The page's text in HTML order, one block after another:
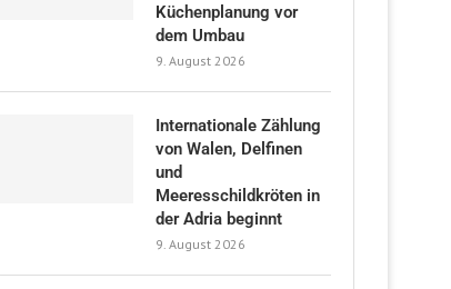
Küchenplanung vor
dem Umbau
9. August 2026
Internationale Zählung
von Walen, Delfinen
und
Meeresschildkröten in
der Adria beginnt
9. August 2026